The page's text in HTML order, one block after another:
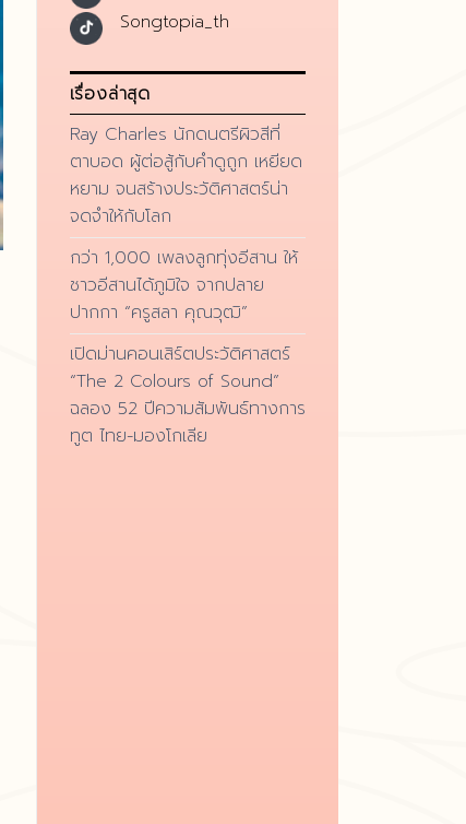
Songtopia_th
เรื่องล่าสุด
Ray Charles นักดนตรีผิวสีที่
ตาบอด ผู้ต่อสู้กับคำดูถูก เหยียด
หยาม จนสร้างประวัติศาสตร์น่า
จดจำให้กับโลก
กว่า 1,000 เพลงลูกทุ่งอีสาน ให้
ชาวอีสานได้ภูมิใจ จากปลาย
ปากกา “ครูสลา คุณวุฒิ”
เปิดม่านคอนเสิร์ตประวัติศาสตร์
“The 2 Colours of Sound”
ฉลอง 52 ปีความสัมพันธ์ทางการ
ทูต ไทย-มองโกเลีย